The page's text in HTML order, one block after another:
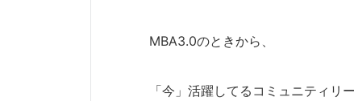
MBA3.0のときから、
「今」活躍してるコミュニティリ